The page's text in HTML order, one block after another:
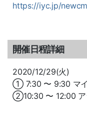
https://iyc.jp/
開催日程詳細
2020/12/29(火)
① 7:30 〜 9:30 マ
②10:30 〜 12:00 ア